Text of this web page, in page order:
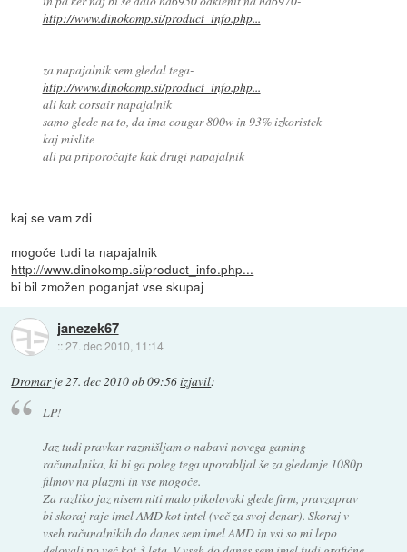
http://www.dinokomp.si/product_info.php...
za napajalnik sem gledal tega-
http://www.dinokomp.si/product_info.php...
ali kak corsair napajalnik
samo glede na to, da ima cougar 800w in 93% izkoristek
kaj mislite
ali pa priporočajte kak drugi napajalnik
kaj se vam zdi
mogoče tudi ta napajalnik
http://www.dinokomp.si/product_info.php...
bi bil zmožen poganjat vse skupaj
janezek67
::27. dec 2010, 11:14
Dromarje27. dec 2010 ob 09:56izjavil:
LP!
Jaz tudi pravkar razmišljam o nabavi novega gaming
računalnika, ki bi ga poleg tega uporabljal še za gledanje 1080p
filmov na plazmi in vse mogoče.
Za razliko jaz nisem niti malo pikolovski glede firm, pravzaprav
bi skoraj raje imel AMD kot intel (več za svoj denar). Skoraj v
vseh računalnikih do danes sem imel AMD in vsi so mi lepo